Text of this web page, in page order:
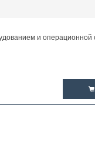
и операционной